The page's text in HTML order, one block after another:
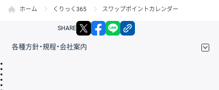
ホーム くりっく365 スワップポイントカレンダー
SHARE X facebook
各種方針・規程・会社案内